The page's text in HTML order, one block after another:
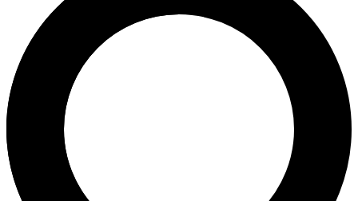
Strafen & Fouls
Schiedsrichter
Football Lexikon